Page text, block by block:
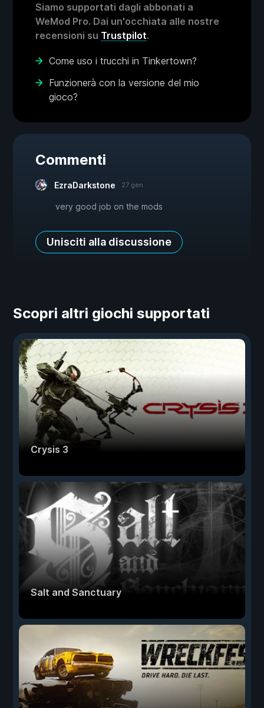
Siamo supportati dagli abbonati a
WeMod Pro. Dai un'occhiata alle nostre
recensioni su Trustpilot.
Come uso i trucchi in Tinkertown?
Funzionerà con la versione del mio
gioco?
Commenti
EzraDarkstone 27 gen
very good job on the mods
Unisciti alla discussione
Scopri altri giochi supportati
Crysis 3
Salt and Sanctuary